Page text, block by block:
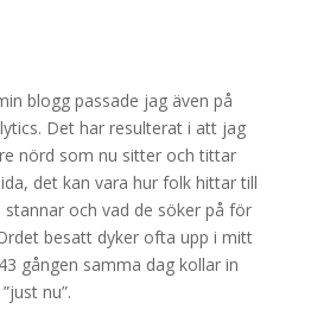
blogg passade jag även på
Det har resulterat i att jag
nörd som nu sitter och tittar
det kan vara hur folk hittar till
stannar och vad de söker på för
besatt dyker ofta upp i mitt
gången samma dag kollar in
nu”.